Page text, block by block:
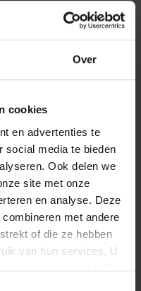
Over
cookies
en advertenties te
social media te bieden
Ook delen we
site met onze
en analyse. Deze
met andere
of die ze hebben
van hun services. U
u onze website blijft